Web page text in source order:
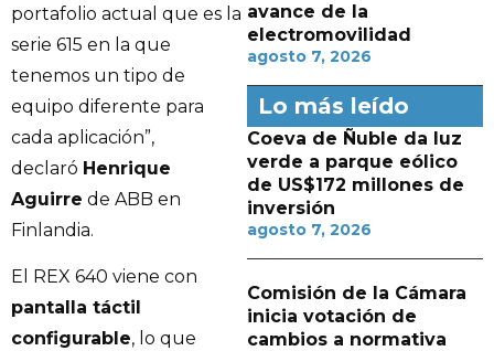
portafolio actual que es la
serie 615 en la que
tenemos un tipo de
equipo diferente para
cada aplicación”,
declaró Henrique
Aguirre de ABB en
Finlandia.
El REX 640 viene con
pantalla táctil
configurable, lo que
avance de la
electromovilidad
agosto 7, 2026
Lo más leído
Coeva de Ñuble da luz
verde a parque eólico
de US$172 millones de
inversión
agosto 7, 2026
Comisión de la Cámara
inicia votación de
cambios a normativa